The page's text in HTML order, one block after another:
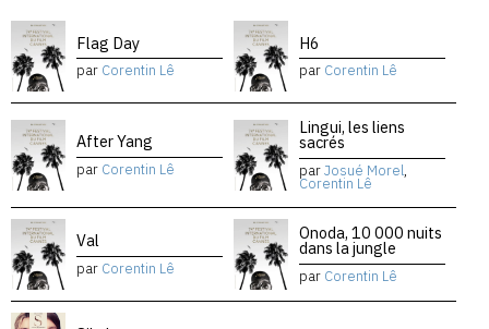
Flag Day
par Corentin Lê
H6
par Corentin Lê
After Yang
par Corentin Lê
Lingui, les liens
sacrés
parJosué Morel,
Corentin Lê
Val
par Corentin Lê
Onoda, 10 000 nuits
dans la jungle
par Corentin Lê